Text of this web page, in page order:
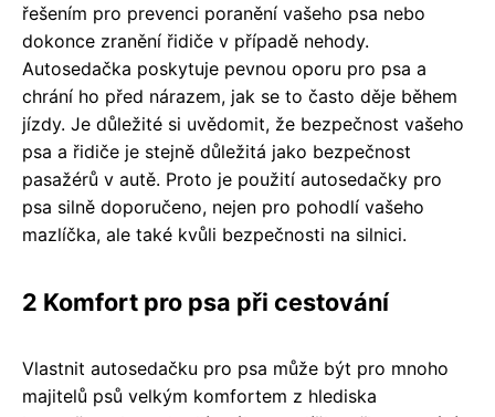
řešením pro prevenci poranění vašeho psa nebo
dokonce zranění řidiče v případě nehody.
Autosedačka poskytuje pevnou oporu pro psa a
chrání ho před nárazem, jak se to často děje během
jízdy. Je důležité si uvědomit, že bezpečnost vašeho
psa a řidiče je stejně důležitá jako bezpečnost
pasažérů v autě. Proto je použití autosedačky pro
psa silně doporučeno, nejen pro pohodlí vašeho
mazlíčka, ale také kvůli bezpečnosti na silnici.
2 Komfort pro psa při cestování
Vlastnit autosedačku pro psa může být pro mnoho
majitelů psů velkým komfortem z hlediska